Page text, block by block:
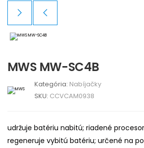
MWS MW-SC4B
Kategória: Nabíjačky
SKU: CCVCAM0938
udržuje batériu nabitú; riadené
regeneruje vybitú batériu; určené na